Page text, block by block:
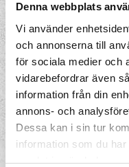
Denna webbplats
Vi använder
och annonserna till
för sociala medier och
vidarebefordrar även
information från din
annons- och
Dessa kan i sin tur
information som du
samlat in när du har